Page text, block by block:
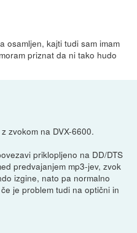
osamljen, kajti tudi sam imam
priznat da ni tako hudo
zvokom na DVX-6600.
priklopljeno na DD/DTS
predvajanjem mp3-jev, zvok
izgine, nato pa normalno
je problem tudi na optični in